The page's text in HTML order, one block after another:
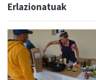
Erlazionatuak